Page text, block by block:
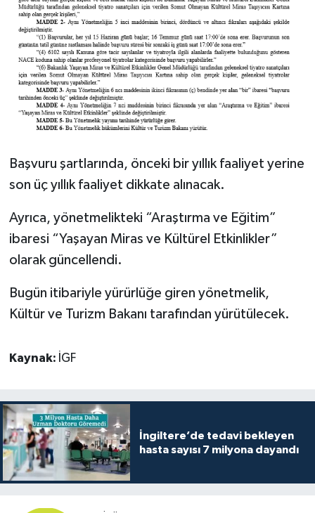
Başvuru şartlarında, önceki bir yıllık faaliyet yerine
son üç yıllık faaliyet dikkate alınacak.
Ayrıca, yönetmelikteki “Araştırma ve Eğitim”
ibaresi “Yaşayan Miras ve Kültürel Etkinlikler”
olarak güncellendi.
Bugün itibariyle yürürlüğe giren yönetmelik,
Kültür ve Turizm Bakanı tarafından yürütülecek.
Kaynak: İGF
İngiltere’de tedavi bekleyen
hasta sayısı 7 milyona dayandı